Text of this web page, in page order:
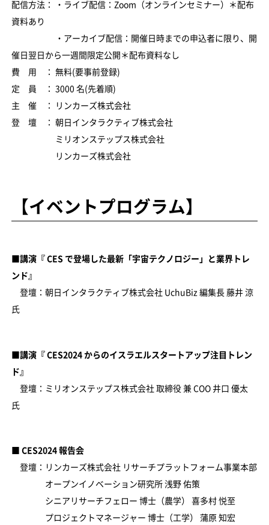
配信方法： ・ライブ配信：Zoom（オンラインセミナー）＊配布
資料あり
・アーカイブ配信：開催日時までの申込者に限り、開
催日翌日から一週間限定公開＊配布資料なし
費 用 ： 無料(要事前登録)
定 員 ： 3000 名(先着順)
主 催 ： リンカーズ株式会社
登 壇 ： 朝日インタラクティブ株式会社
ミリオンステップス株式会社
リンカーズ株式会社
【イベントプログラム】
■講演『 CES で登場した最新「宇宙テクノロジー」と業界トレ
ンド』
登壇：朝日インタラクティブ株式会社 UchuBiz 編集長 藤井 涼
氏
■講演『 CES2024 からのイスラエルスタートアップ注目トレン
ド』
登壇：ミリオンステップス株式会社 取締役 兼 COO 井口 優太
氏
■ CES2024 報告会
登壇：リンカーズ株式会社 リサーチプラットフォーム事業本部
オープンイノベーション研究所 浅野 佑策
シニアリサーチフェロー 博士（農学） 喜多村 悦至
プロジェクトマネージャー 博士（工学） 蒲原 知宏